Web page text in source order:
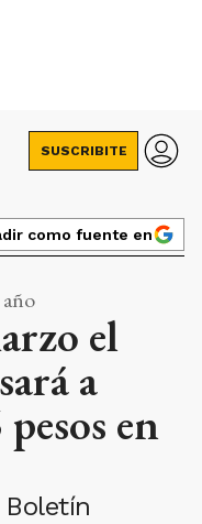
SUSCRIBITE
como fuente en
el
a
en